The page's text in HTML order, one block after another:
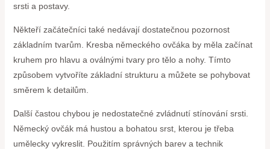
srsti a postavy.
Někteří začátečníci také nedávají dostatečnou pozornost
základním tvarům. Kresba německého ovčáka by měla začínat
kruhem pro hlavu a oválnými tvary pro tělo a nohy. Tímto
způsobem vytvoříte základní strukturu a můžete se pohybovat
směrem k detailům.
Další častou chybou je nedostatečné zvládnutí stínování srsti.
Německý ovčák má hustou a bohatou srst, kterou je třeba
umělecky vykreslit. Použitím správných barev a technik